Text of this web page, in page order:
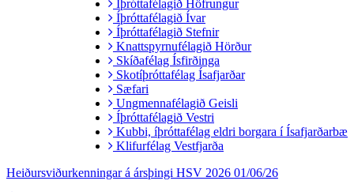
Íþróttafélagið Höfrungur
Íþróttafélagið Ívar
Íþróttafélagið Stefnir
Knattspyrnufélagið Hörður
Skíðafélag Ísfirðinga
Skotíþróttafélag Ísafjarðar
Sæfari
Ungmennafélagið Geisli
Íþróttafélagið Vestri
Kubbi, íþróttafélag eldri borgara í Ísafjarðarbæ
Klifurfélag Vestfjarða
Heiðursviðurkenningar á ársþingi HSV 2026 01/06/26